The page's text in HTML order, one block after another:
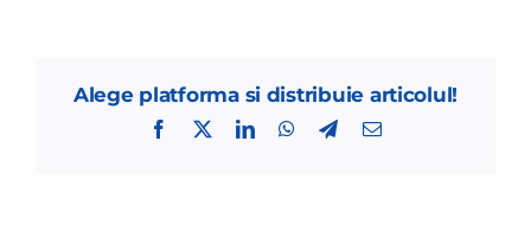
Alege platforma si distribuie articolul!
Facebook
X LinkedInWhatsApp
Telegram
E-